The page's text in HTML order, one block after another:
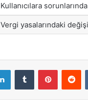
Kullanıcılara
Vergi yasalarındaki
LinkedInTumblr Pinterest